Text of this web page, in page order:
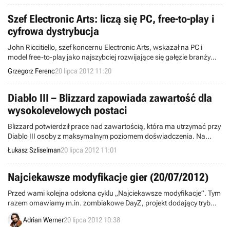
szczegółowe mapy.
Szef Electronic Arts: liczą się PC, free-to-play i
cyfrowa dystrybucja
John Riccitiello, szef koncernu Electronic Arts, wskazał na PC i
model free-to-play jako najszybciej rozwijające się gałęzie branży
elektronicznej rozrywki. Wypowiedzi były częścią większego
wywiadu dla telewizji CNBC.
Grzegorz Ferenc20 lipca 2012 11:20
Diablo III – Blizzard zapowiada zawartość dla
wysokolevelowych postaci
Blizzard potwierdził prace nad zawartością, która ma utrzymać przy
Diablo III osoby z maksymalnym poziomem doświadczenia. Na
oficjalnym forum prezes firmy wyjaśnia przyczyny problematycznego
startu Diablo III i zapewnia o ciągłych wysiłkach, jakie ekipa wkłada
w rozwój gry.
Łukasz Szliselman20 lipca 2012 11:01
Najciekawsze modyfikacje gier (20/07/2012)
Przed wami kolejna odsłona cyklu „Najciekawsze modyfikacje”. Tym
razem omawiamy m.in. zombiakowe DayZ, projekt dodający tryb
wieloosbowy do Just Cause 2, mod przenoszący Crusader Kings II
w realia Gry o Tron, nową kampanie do Terraria oraz dwa
Adrian Werner20 lipca 2012 10:38